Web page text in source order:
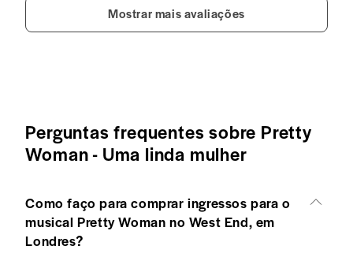
Mostrar mais avaliações
Perguntas frequentes sobre Pretty
Woman - Uma linda mulher
Como faço para comprar ingressos para o
musical Pretty Woman no West End, em
Londres?